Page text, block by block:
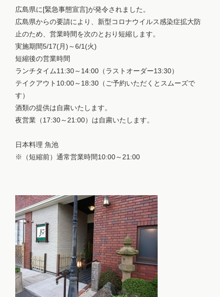
広島県に[緊急事態宣言]が発令されました。
広島県からの要請により、新型コロナウイルス感染症拡大防
止のため、営業時間を次のとおり短縮します。
実施期間5/17(月)～6/1(火)
短縮後の営業時間
ランチタイム11:30～14:00（ラストオーダー13:30）
テイクアウト10:00～18:30（ご予約いただくとスムーズで
す）
酒類の提供は自粛いたします。
夜営業（17:30～21:00）は自粛いたします。
日本料理 魚池
※（短縮前）通常営業時間10:00～21:00